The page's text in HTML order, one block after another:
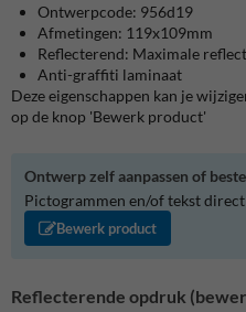
Ontwerpcode: 956d19
Afmetingen: 119x109mm
Reflecterend: Maximale
Anti-graffiti laminaat
Deze eigenschappen kan je
op de knop 'Bewerk product'
Ontwerp zelf aanpassen of
Pictogrammen en/of tekst direct
Bewerk product
Reflecterende opdruk